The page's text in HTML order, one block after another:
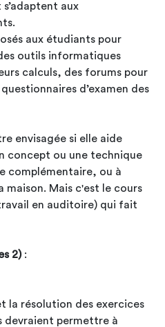
aux
aux étudiants pour
outils informatiques
calculs, des forums pour
d’examen des
envisagée si elle aide
concept ou une technique
complémentaire, ou à
maison. Mais c'est le cours
en auditoire) qui fait
2):
la résolution des exercices
devraient permettre à